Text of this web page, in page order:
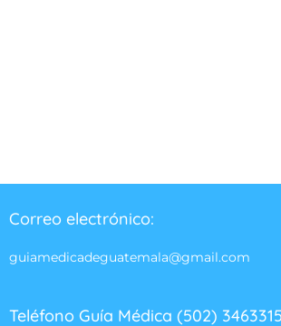
Correo electrónico:
guiamedicadeguatemala@gmail.com
Teléfono Guía Médica (502)